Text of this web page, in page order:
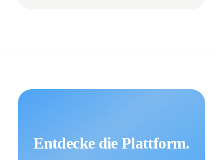
Entdecke die Plattform.